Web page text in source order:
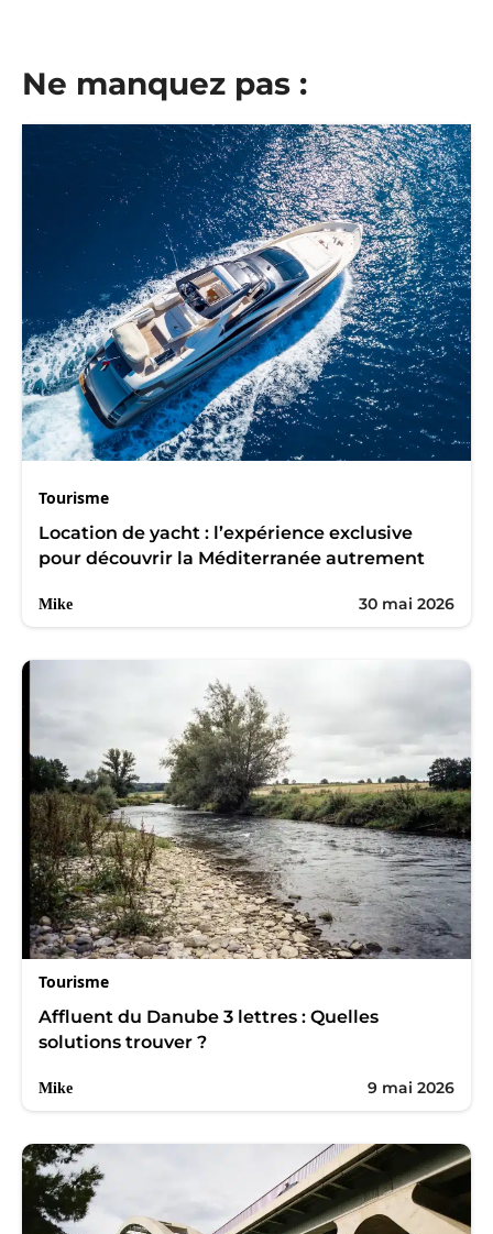
Ne manquez pas :
Tourisme
Location de yacht : l’expérience exclusive
pour découvrir la Méditerranée autrement
Mike 30 mai 2026
Tourisme
Affluent du Danube 3 lettres : Quelles
solutions trouver ?
Mike 9 mai 2026